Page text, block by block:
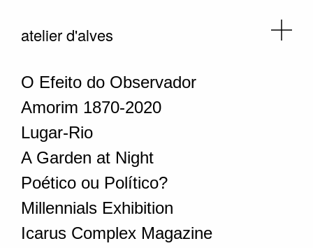
atelier d'alves
O Efeito do Observador
Amorim 1870-2020
Lugar-Rio
A Garden at Night
Poético ou Político?
Millennials Exhibition
Icarus Complex Magazine